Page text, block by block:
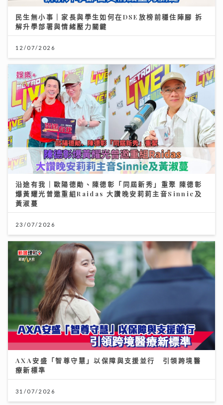
民生無小事｜家長與學生如何在DSE放榜前穩住陣腳 拆
解升學部署與情緒壓力關鍵
12/07/2026
沿途有我｜歐陽德勛、陳德彰「同屆新秀」重聚 陳德彰
爆黃耀光曾邀重組Raidas 大讚晚安莉莉主音Sinnie及
黃淑蔓
23/07/2026
AXA安盛「智尊守慧」以保障與支援並行 引領跨境醫
療新標準
31/07/2026